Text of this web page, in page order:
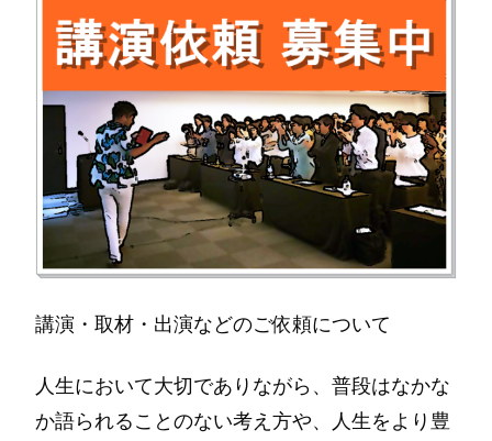
講演・取材・出演などのご依頼について
人生において大切でありながら、普段はなかな
か語られることのない考え方や、人生をより豊